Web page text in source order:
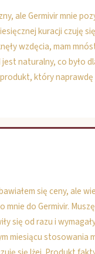
ale Germivir mnie
kuracji czuję
wzdęcia, mam
jest naturalny, co było
który naprawdę
się ceny, ale
mnie do Germivir.
się od razu i
miesiącu stosowania